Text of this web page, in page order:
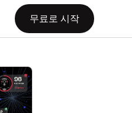
무료로 시작